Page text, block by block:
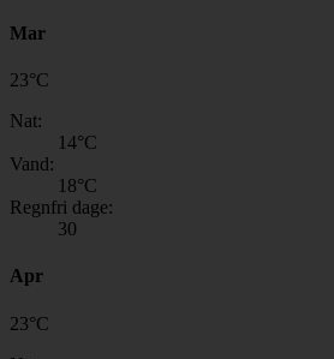
Mar
23°C
Nat:
14°C
Vand:
18°C
Regnfri dage:
30
Apr
23°C